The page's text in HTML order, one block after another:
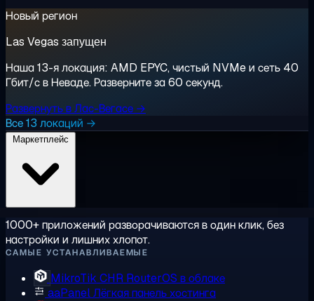
Новый регион
Las Vegas запущен
Наша 13-я локация: AMD EPYC, чистый NVMe и сеть 40
Гбит/с в Неваде. Разверните за 60 секунд.
Развернуть в Лас-Вегасе →
Все 13 локаций →
1000+ приложений разворачиваются в один клик, без
настройки и лишних хлопот.
САМЫЕ УСТАНАВЛИВАЕМЫЕ
MikroTik CHR RouterOS в облаке
aaPanelЛёгкая панель хостинга